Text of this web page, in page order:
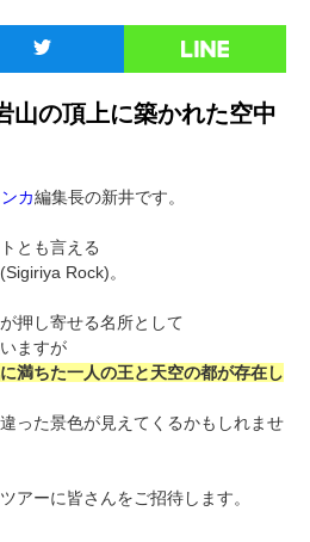
山の頂上に築かれた空中
カ編集長の新井です。
とも言える
Rock)。
押し寄せる名所として
ますが
満ちた一人の王と天空の都が存在し
った景色が見えてくるかもしれませ
アーに皆さんをご招待します。